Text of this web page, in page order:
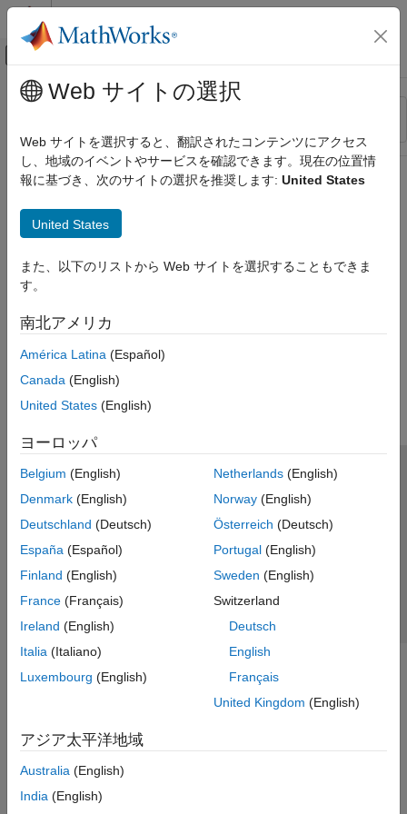
コンテンツへスキップ
オフキャンバス ナビゲーション メ
リソース
ステータス
メインコンテンツ
Web サイトの選択
Web サイトを選択すると、翻訳されたコンテンツにアクセス
し、地域のイベントやサービスを確認できます。現在の位置情
報に基づき、次のサイトの選択を推奨します: United States
United States
また、以下のリストから Web サイトを選択することもできま
す。
南北アメリカ
América Latina (Español)
Canada (English)
United States (English)
ヨーロッパ
Belgium (English)
Denmark (English)
Deutschland (Deutsch)
España (Español)
Finland (English)
France (Français)
Ireland (English)
Italia (Italiano)
Luxembourg (English)
Netherlands(English)
Norway(English)
Österreich (Deutsch)
Portugal(English)
Sweden (English)
Switzerland
Deutsch
English
Français
United Kingdom (English)
アジア太平洋地域
Australia (English)
India (English)
トラストセンター
プライバシー ポリシー
違法コピー防止
アプリケーション ステータス
© 1994-2026 The MathWorks, Inc.